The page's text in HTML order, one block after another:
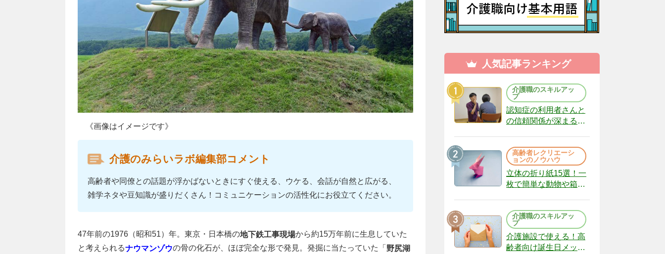
《画像はイメージです》
介護のみらいラボ編集部コメント
高齢者や同僚との話題が浮かばないときにすぐ使える、ウケる、会話が自然と広がる、
雑学ネタや豆知識が盛りだくさん！コミュニケーションの活性化にお役立てください。
47年前の1976（昭和51）年。東京・日本橋の地下鉄工事現場から約15万年前に生息していた
と考えられるナウマンゾウの骨の化石が、ほぼ完全な形で発見。発掘に当たっていた「 野尻湖
人気記事ランキング
介護職のスキルアッ
プ
認知症の利用者さんと
の信頼関係が深まる声
（22）
高齢者レクリエーシ
ョンのノウハウ
立体の折り紙15選！一
枚で簡単な動物や箱、
介護職のスキルアッ
プ
介護施設で使える！高
齢者向け誕生日メッセ